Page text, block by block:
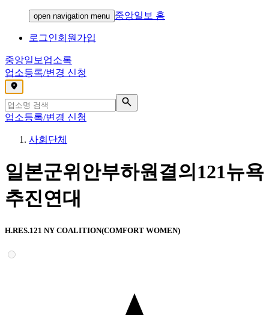
open navigation menu 중앙일보 홈
로그인회원가입
중앙일보 업소록
업소등록/변경 신청
,
업소등록/변경 신청
사회단체
일본군위안부하원결의121뉴욕
추진연대
H.RES.121 NY COALITION(COMFORT WOMEN)